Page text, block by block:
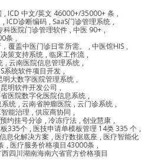
, ICD 中文/英文 46000+/35000+ 条 ,
, ICD诊断编码 , SaaS门诊管理系统 ,
科医院门诊管理软件 , 中医 90+ ,
条 ,
覆盖中医门诊日常所需。
, 中医馆HIS ,
策支持系统 , 临床工作流 ,
, 云南医院信息管理系统 ,
系统软件项目开发 ,
明大数字医院管理系统 ,
明软件开发公司 ,
医院数字化医院信息系统 ,
系统 , 云南省肿瘤医院 , 云门诊系统 ,
智能治理 , 供应商协同 ,
约挂号分诊 , 冷冻疗法 , 创业慧康 ,
335个 , 医技申请单模板管理 14类 335 个 ,
息化解决方案 , 医疗数据底座 , 医疗智能化
, 医疗服务价格项目43000条 ,
四川湖南海南六省官方价格项目